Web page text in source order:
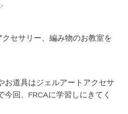
セサリー、編み物のお教室を
お道具はジェルアートアクセサ
今回、FRCAに学習しにきてく